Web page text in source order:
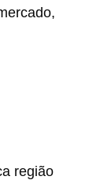
região